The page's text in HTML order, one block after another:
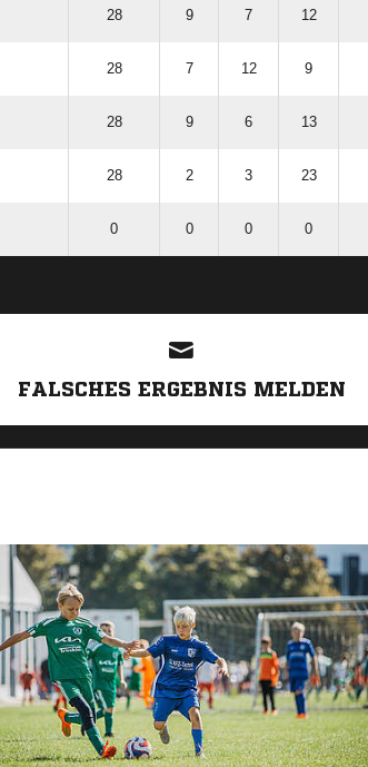
28 9 7 12
28 7 12 9
28 9 6 13
28 2 3 23
0 0 0 0
FALSCHES ERGEBNIS MELDEN